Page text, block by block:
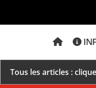
A
U
E
I
L
Tous les articles :
un millésime des